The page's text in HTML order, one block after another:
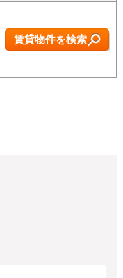
賃貸物件を検索